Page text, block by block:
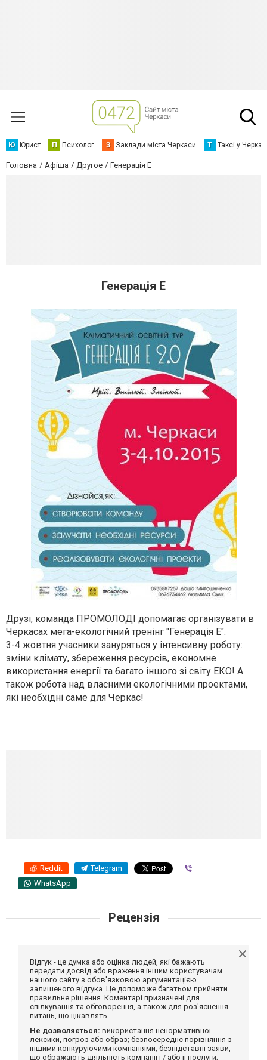
Ю Юрист П Психолог З Заклади міста Черкаси Т Таксі у
Головна Афіша Другое Генерація Е
Генерація Е
Друзі, команда ПРОМОЛОДІ допомагає організувати в
Черкасах мега-екологічний тренінг "Генерація Е".
3-4 жовтня учасники зануряться у інтенсивну роботу:
зміни клімату, збереження ресурсів, економне
використання енергії та багато іншого зі світу ЕКО! А
також робота над власними екологічними проектами,
які необхідні саме для Черкас!
Reddit Telegram
WhatsApp
Рецензія
Відгук - це думка або оцінка людей, які бажають
передати досвід або враження іншим користувачам
нашого сайту з обов'язковою аргументацією
залишеного відгука. Це допоможе багатьом прийняти
правильне рішення. Коментарі призначені для
спілкування та обговорення, а також для роз'яснення
питань, що цікавлять.
Не дозволяється: використання ненормативної
лексики, погроз або образ; безпосереднє порівняння з
іншими конкуруючими компаніями; безпідставні заяви,
що ображають діяльність компанії і / або її послуги;